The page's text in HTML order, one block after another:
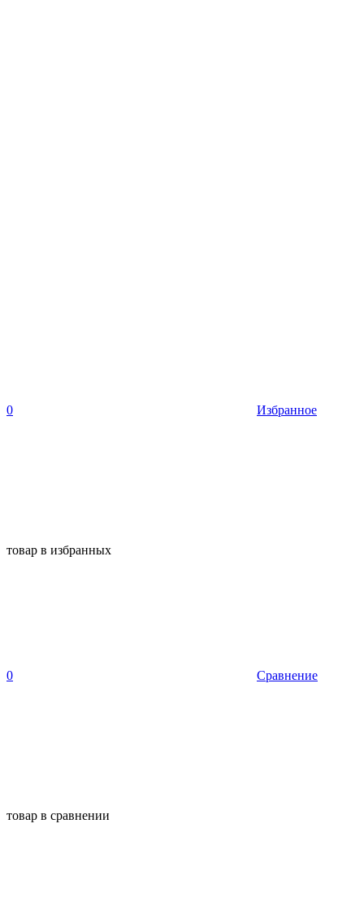
0 Избранное
товар в избранных
0 Сравнение
товар в сравнении